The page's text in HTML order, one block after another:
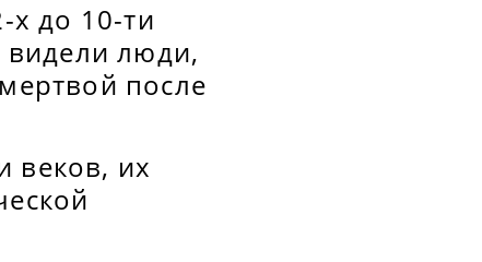
х до 10-ти
видели люди,
после
веков, их